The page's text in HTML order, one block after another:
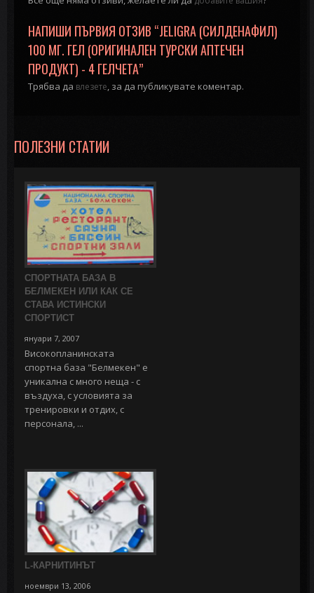
НАПИШИ ПЪРВИЯ ОТЗИВ “JELIGRA (СИЛДЕНАФИЛ)
100 МГ. ГЕЛ (ОРИГИНАЛЕН ТУРСКИ АПТЕЧЕН
ПРОДУКТ) - 4 ГЕЛЧЕТА”
Трябва да влезете, за да публикувате коментар.
ПОЛЕЗНИ СТАТИИ
СПОРТНАТА БАЗА В
БЕЛМЕКЕН ИЛИ КАК СЕ
СТАВА ИСТИНСКИ
СПОРТИСТ
януари 7, 2007
Високопланинската
спортна база "Белмекен" е
уникална с много неща - с
въздуха, с условията за
тренировки и отдих, с
персонала, ...
L-КАРНИТИНЪТ
ноември 13, 2006